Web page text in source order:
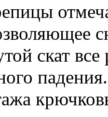
скат